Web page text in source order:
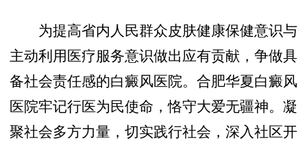
为提高省内人民群众皮肤健康保健意识与
主动利用医疗服务意识做出应有贡献，争做具
备社会责任感的白癜风医院。合肥华夏白癜风
医院牢记行医为民使命，恪守大爱无疆神。凝
聚社会多方力量，切实践行社会，深入社区开